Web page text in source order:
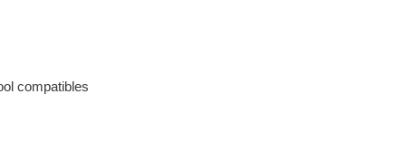
compatibles